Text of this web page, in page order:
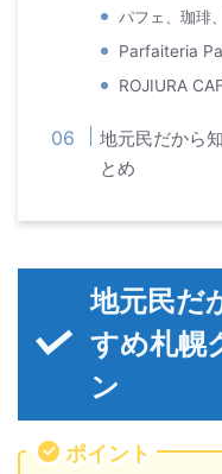
パフェ、珈琲
Parfaiteria
ROJIURA
地元民だから
とめ
地元民だ
すめ札
ン
ポイント